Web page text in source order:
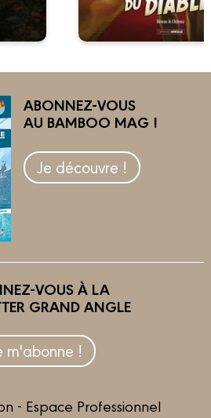
ABONNEZ-VOUS
AU BAMBOO MAG !
Je découvre !
VOUS À LA
GRAND ANGLE
m'abonne !
- Espace Professionnel